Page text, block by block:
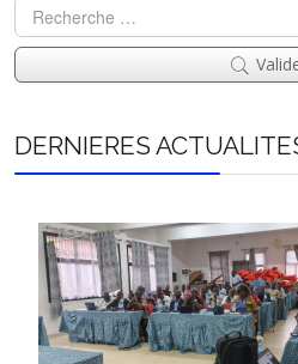
DERNIERES